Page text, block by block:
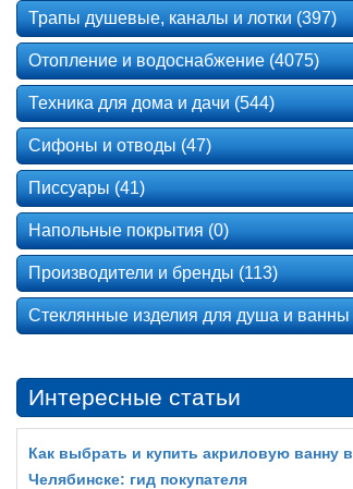
Трапы душевые, каналы и лотки (397)
Отопление и водоснабжение (4075)
Техника для дома и дачи (544)
Сифоны и отводы (47)
Писсуары (41)
Напольные покрытия (0)
Производители и бренды (113)
Стеклянные изделия для душа и ванны
Интересные статьи
Как выбрать и купить акриловую ванну в
Челябинске: гид покупателя